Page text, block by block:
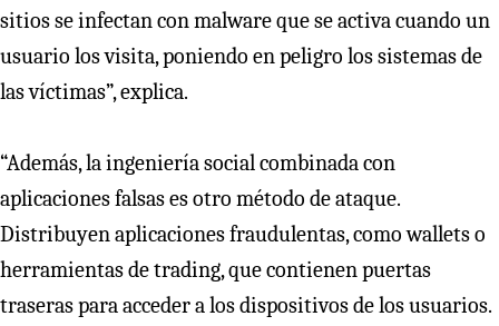
sitios se infectan con malware que se activa cuando un
usuario los visita, poniendo en peligro los sistemas de
las víctimas”, explica.
“Además, la ingeniería social combinada con
aplicaciones falsas es otro método de ataque.
Distribuyen aplicaciones fraudulentas, como wallets o
herramientas de trading, que contienen puertas
traseras para acceder a los dispositivos de los usuarios.